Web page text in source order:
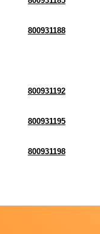
800931188
800931192
800931195
800931198